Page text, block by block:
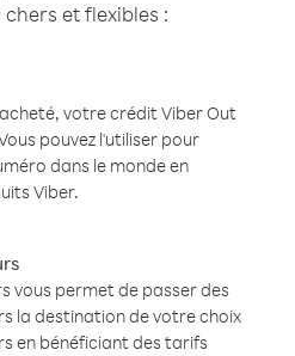
et flexibles :
votre crédit Viber Out
pouvez l'utiliser pour
dans le monde en
Viber.
vous permet de passer des
la destination de votre choix
en bénéficiant des tarifs